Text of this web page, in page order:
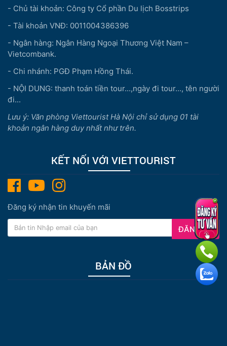
- Chủ tài khoản: Công ty Cổ phần Du lịch Bosstrips
- Tài khoản VNĐ: 0011004386396
- Ngân hàng: Ngân Hàng Ngoại Thương Việt Nam –
Vietcombank.
- Chi nhánh: PGĐ Phạm Hồng Thái.
- NỘI DUNG: thanh toán tiền tour...,ngày đi tour..., tên người
đi...
Lưu ý: Văn phòng Viettourist Hà Nội chỉ sử dụng 01 tài
khoản ngân hàng duy nhất như trên.
KẾT NỐI VỚI VIETTOURIST
Đăng ký nhận tin khuyến mãi
ĐĂNG KÝ
BẢN ĐỒ